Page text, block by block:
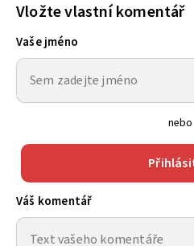
Vložte vlastní komentář
Vaše jméno
nebo
Váš komentář